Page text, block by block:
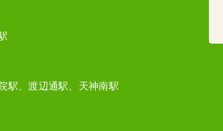
駅、渡辺通駅、天神南駅